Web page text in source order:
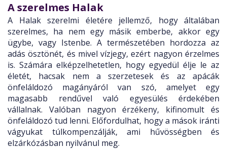
A szerelmes Halak
A Halak szerelmi életére jellemző, hogy általában
szerelmes, ha nem egy másik emberbe, akkor egy
ügybe, vagy Istenbe. A természetében hordozza az
adás ösztönét, és mivel vízjegy, ezért nagyon érzelmes
is. Számára elképzelhetetlen, hogy egyedül élje le az
életét, hacsak nem a szerzetesek és az apácák
önfeláldozó magányáról van szó, amelyet egy
magasabb rendűvel való egyesülés érdekében
vállalnak. Valóban nagyon érzékeny, kifinomult és
önfeláldozó tud lenni. Előfordulhat, hogy a mások iránti
vágyukat túlkompenzálják, ami hűvösségben és
elzárkózásban nyilvánul meg.